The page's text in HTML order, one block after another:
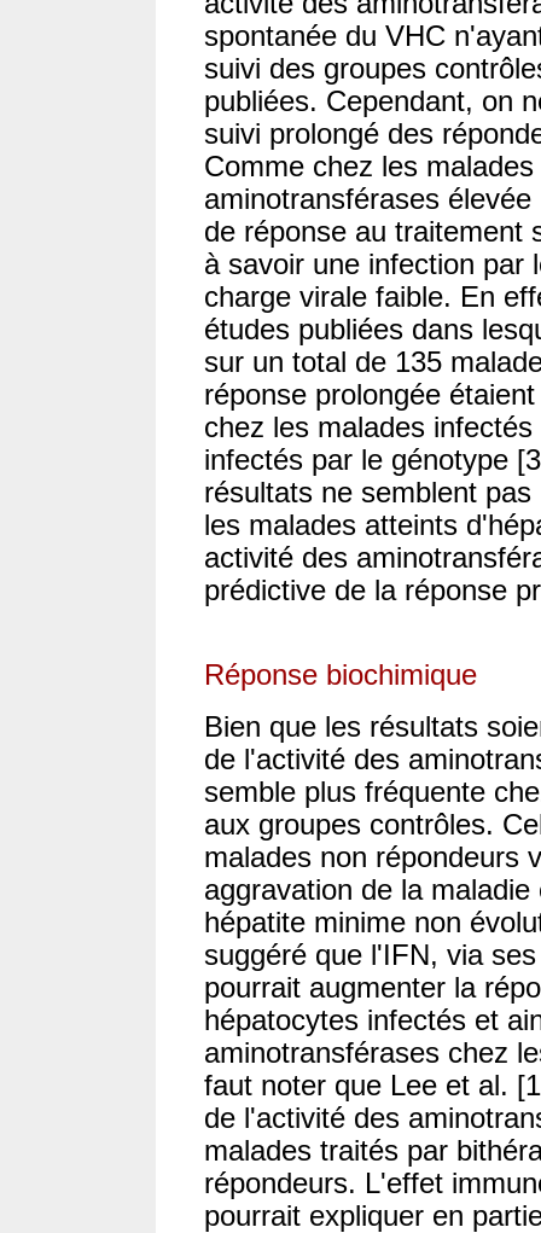
spontanée du VHC
suivi des groupes
publiées. Cependant, on
suivi prolongé des
Comme chez les
aminotransférases
de réponse au traitement
à savoir une infection par
charge virale faible. En
études publiées dans
sur un total de 135
réponse prolongée
chez les malades
infectés par le génotype
résultats ne semblent
les malades atteints
activité des
prédictive de la réponse
Réponse biochimique
Bien que les résultats
de l'activité des
semble plus fréquente
aux groupes contrôles.
malades non répondeurs
aggravation de la
hépatite minime non
suggéré que l'IFN, via
pourrait augmenter la
hépatocytes infectés et
aminotransférases chez
faut noter que Lee et al.
de l'activité des
malades traités par
répondeurs. L'effet
pourrait expliquer en